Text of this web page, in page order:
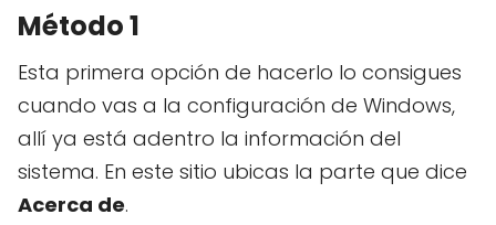
Método 1
Esta primera opción de hacerlo lo consigues
cuando vas a la configuración de Windows,
allí ya está adentro la información del
sistema. En este sitio ubicas la parte que dice
Acerca de.